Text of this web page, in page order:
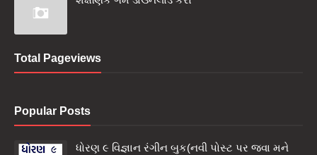
Total Pageviews
Popular Posts
ધોરણ ૯ વિજ્ઞાન રંગીન બુક(નવી પોસ્ટ પર જવા મને